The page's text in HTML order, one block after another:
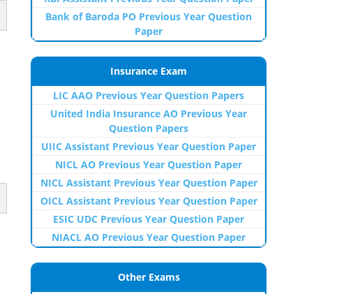
Bank of Baroda PO Previous Year Question
Paper
Insurance Exam
LIC AAO Previous Year Question Papers
United India Insurance AO Previous Year
Question Papers
UIIC Assistant Previous Year Question Paper
NICL AO Previous Year Question Paper
NICL Assistant Previous Year Question Paper
OICL Assistant Previous Year Question Paper
ESIC UDC Previous Year Question Paper
NIACL AO Previous Year Question Paper
Other Exams